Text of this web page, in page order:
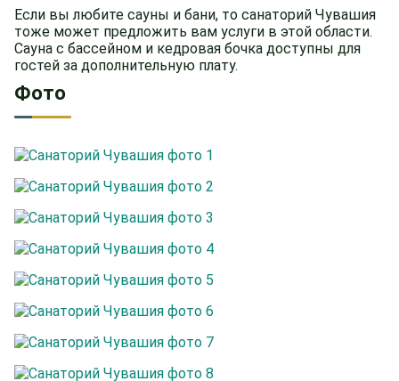
Если вы любите сауны и бани, то санаторий Чувашия
тоже может предложить вам услуги в этой области.
Сауна с бассейном и кедровая бочка доступны для
гостей за дополнительную плату.
Фото